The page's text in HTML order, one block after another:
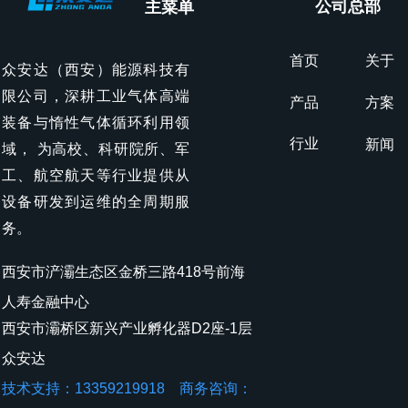
众安达（西安）能源科技有
限公司，深耕工业气体高端
装备与惰性气体循环利用领
域， 为高校、科研院所、军
工、航空航天等行业提供从
设备研发到运维的全周期服
务。
首页
产品
行业
主菜单
关于
方案
新闻
公司总部
西安市浐灞生态区金桥三路418号前海
人寿金融中心
技术支持：13359219918 商务咨询：
西安市灞桥区新兴产业孵化器D2座-1层
众安达